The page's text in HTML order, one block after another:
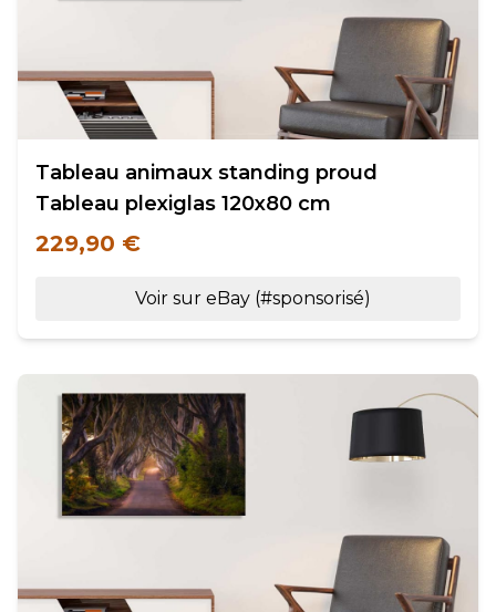
Tableau animaux standing proud
Tableau plexiglas 120x80 cm
229,90 €
Voir sur eBay (#sponsorisé)